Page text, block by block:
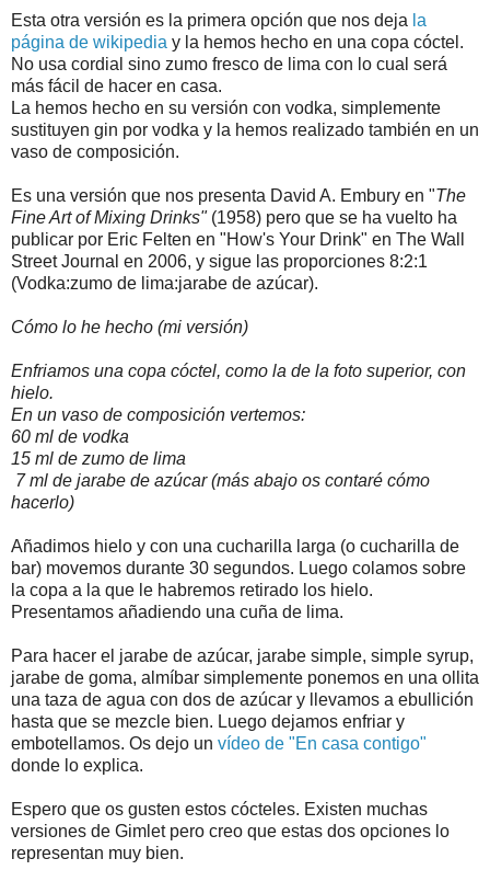
Esta otra versión es la primera opción que nos deja la
página de wikipedia y la hemos hecho en una copa cóctel.
No usa cordial sino zumo fresco de lima con lo cual será
más fácil de hacer en casa.
La hemos hecho en su versión con vodka, simplemente
sustituyen gin por vodka y la hemos realizado también en un
vaso de composición.
Es una versión que nos presenta David A. Embury en "The
Fine Art of Mixing Drinks"(1958) pero que se ha vuelto ha
publicar por Eric Felten en "How's Your Drink" en The Wall
Street Journal en 2006, y sigue las proporciones 8:2:1
(Vodka:zumo de lima:jarabe de azúcar).
Cómo lo he hecho (mi versión)
Enfriamos una copa cóctel, como la de la foto superior, con
hielo.
En un vaso de composición vertemos:
60 ml de vodka
15 ml de zumo de lima
7 ml de jarabe de azúcar (más abajo os contaré cómo
hacerlo)
Añadimos hielo y con una cucharilla larga (o cucharilla de
bar) movemos durante 30 segundos. Luego colamos sobre
la copa a la que le habremos retirado los hielo.
Presentamos añadiendo una cuña de lima.
Para hacer el jarabe de azúcar, jarabe simple, simple syrup,
jarabe de goma, almíbar simplemente ponemos en una ollita
una taza de agua con dos de azúcar y llevamos a ebullición
hasta que se mezcle bien. Luego dejamos enfriar y
embotellamos. Os dejo un vídeo de "En casa contigo"
donde lo explica.
Espero que os gusten estos cócteles. Existen muchas
versiones de Gimlet pero creo que estas dos opciones lo
representan muy bien.